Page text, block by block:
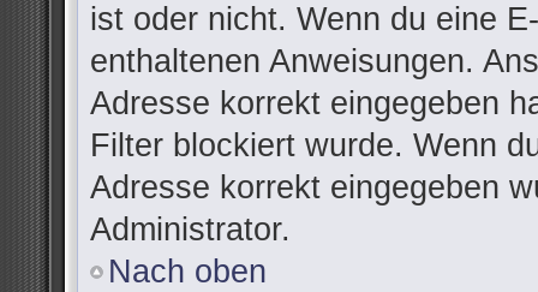
ist oder nicht. Wenn du eine
enthaltenen Anweisungen.
Adresse korrekt eingegeben
Filter blockiert wurde. Wenn
Adresse korrekt eingegeben
Administrator.
Nach oben